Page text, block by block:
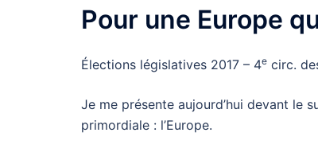
Pour une Europe
Élections législatives 2017 – 4e circ.
Je me présente aujourd’hui devant le
primordiale : l’Europe.